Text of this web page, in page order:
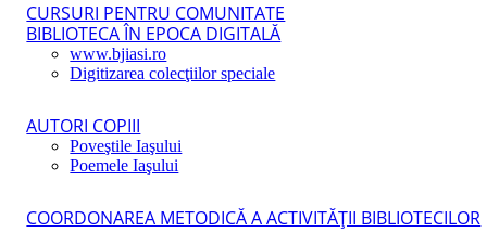
CURSURI PENTRU COMUNITATE
BIBLIOTECA ÎN EPOCA DIGITALĂ
www.bjiasi.ro
Digitizarea colecţiilor speciale
AUTORI COPIII
Poveştile Iaşului
Poemele Iaşului
COORDONAREA METODICĂ A ACTIVITĂŢII BIBLIOTECILOR